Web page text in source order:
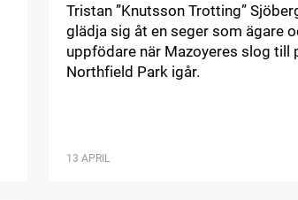
Tristan ”Knutsson Trotting”
glädja sig åt en seger som ägare
uppfödare när Mazoyeres slog till
Northfield Park igår.
13 APRIL